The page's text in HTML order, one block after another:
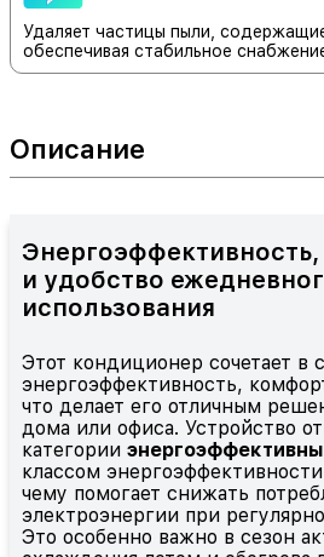
Удаляет частицы пыли,
обеспечивая стабильное
Описание
и удобство
использования
Этот кондиционер сочетает в
энергоэффективность,
что делает его отличным
дома или офиса. Устройство
категории
классом энергоэффективности
чему помогает снижать
электроэнергии при
Это особенно важно в сезон